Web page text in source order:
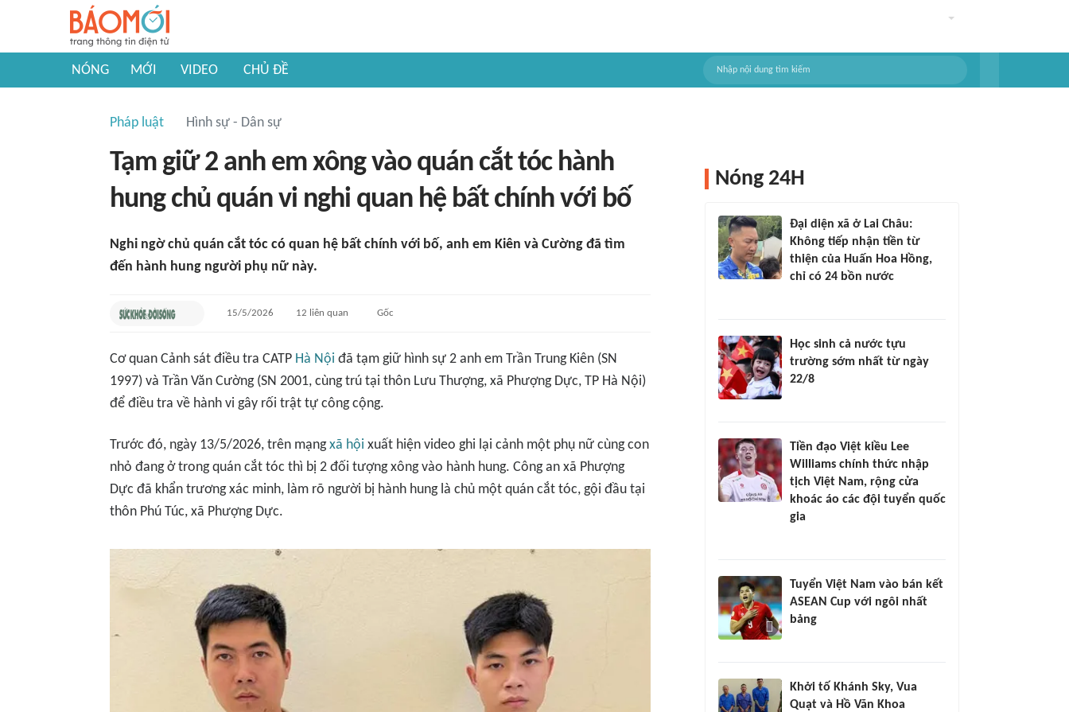
NÓNG MỚI VIDEO CHỦ ĐỀ
Pháp luật Hình sự - Dân sự
Tạm giữ 2 anh em xông vào quán cắt tóc hành
hung chủ quán vi nghi quan hệ bất chính với bố
Nghi ngờ chủ quán cắt tóc có quan hệ bất chính với bố, anh em Kiên và Cường đã tìm
đến hành hung người phụ nữ này.
15/5/2026 12 liên quan Gốc
Cơ quan Cảnh sát điều tra CATP Hà Nội đã tạm giữ hình sự 2 anh em Trần Trung Kiên (SN
1997) và Trần Văn Cường (SN 2001, cùng trú tại thôn Lưu Thượng, xã Phượng Dực, TP Hà Nội)
để điều tra về hành vi gây rối trật tự công cộng.
Trước đó, ngày 13/5/2026, trên mạngxã hội xuất hiện video ghi lại cảnh một phụ nữ cùng con
nhỏ đang ở trong quán cắt tóc thì bị 2 đối tượng xông vào hành hung. Công an xã Phượng
Dực đã khẩn trương xác minh, làm rõ người bị hành hung là chủ một quán cắt tóc, gội đầu tại
thôn Phú Túc, xã Phượng Dực.
Nóng 24H
Đại diện xã ở Lai Châu:
Không tiếp nhận tiền từ
thiện của Huấn Hoa Hồng,
chỉ có 24 bồn nước
Học sinh cả nước tựu
trường sớm nhất từ ngày
22/8
Tiền đạo Việt kiều Lee
Williams chính thức nhập
tịch Việt Nam, rộng cửa
khoác áo các đội tuyển quốc
gia
Tuyển Việt Nam vào bán kết
ASEAN Cup với ngôi nhất
bảng
Khởi tố Khánh Sky, Vua
Quạt và Hồ Văn Khoa